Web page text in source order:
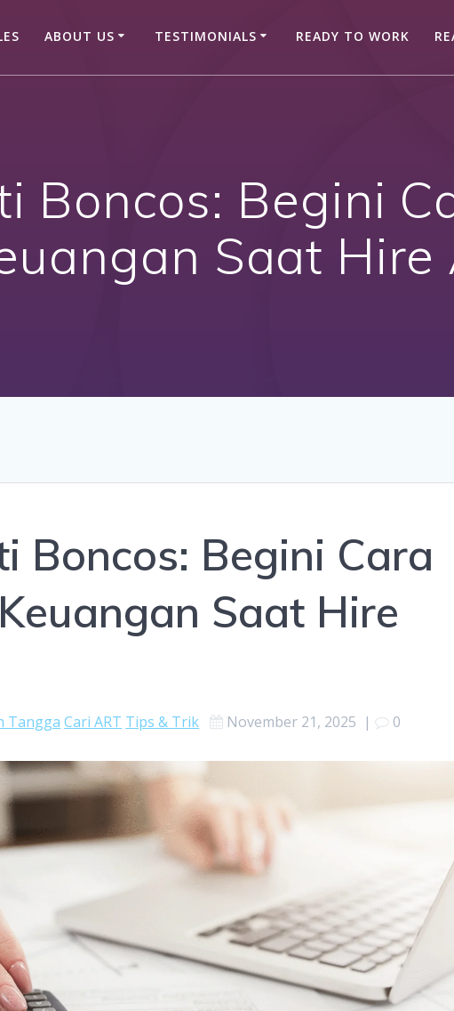
ABOUT US TESTIMONIALS READY TO WORK
Boncos: Begini
Saat Hire
Boncos: Begini Cara
Saat Hire
Tangga Cari ART Tips & Trik November 21, 2025 | 0